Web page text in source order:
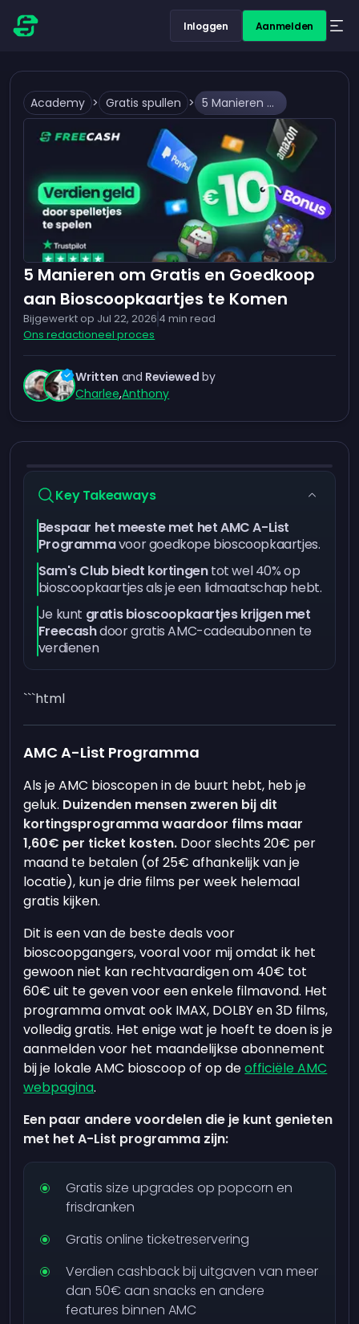
Inloggen Aanmelden
Academy > Gratis spullen > 5 Manieren om Gratis en Goedkoop aan Bioscoopkaartjes te Komen
5 Manieren om Gratis en Goedkoop
aan Bioscoopkaartjes te Komen
Bijgewerkt op Jul 22, 2026 4 min read
Ons redactioneel proces
Written and Reviewed by
Charlee,Anthony
Key Takeaways
Bespaar het meeste met het AMC A-List
Programmavoor goedkope bioscoopkaartjes.
Sam's Club biedt kortingentot wel 40% op
bioscoopkaartjes als je een lidmaatschap hebt.
Je kunt gratis bioscoopkaartjes krijgen met
Freecashdoor gratis AMC-cadeaubonnen te
verdienen
```html
AMC A-List Programma
Als je AMC bioscopen in de buurt hebt, heb je
geluk. Duizenden mensen zweren bij dit
kortingsprogramma waardoor films maar
1,60€ per ticket kosten. Door slechts 20€ per
maand te betalen (of 25€ afhankelijk van je
locatie), kun je drie films per week helemaal
gratis kijken.
Dit is een van de beste deals voor
bioscoopgangers, vooral voor mij omdat ik het
gewoon niet kan rechtvaardigen om 40€ tot
60€ uit te geven voor een enkele filmavond. Het
programma omvat ook IMAX, DOLBY en 3D films,
volledig gratis. Het enige wat je hoeft te doen is je
aanmelden voor het maandelijkse abonnement
bij je lokale AMC bioscoop of op deofficiële AMC
webpagina.
Een paar andere voordelen die je kunt genieten
met het A-List programma zijn:
Gratis size upgrades op popcorn en
frisdranken
Gratis online ticketreservering
Verdien cashback bij uitgaven van meer
dan 50€ aan snacks en andere
features binnen AMC